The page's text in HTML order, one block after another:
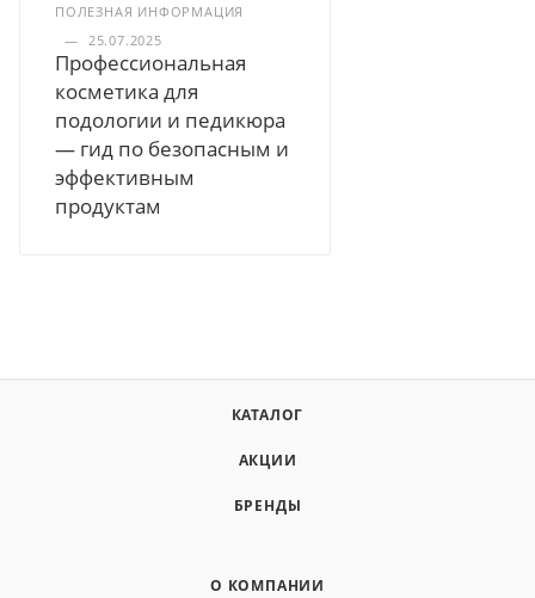
ПОЛЕЗНАЯ ИНФОРМАЦИЯ
—
25.07.2025
Профессиональная
косметика для
подологии и педикюра
— гид по безопасным и
эффективным
продуктам
КАТАЛОГ
АКЦИИ
БРЕНДЫ
О КОМПАНИИ